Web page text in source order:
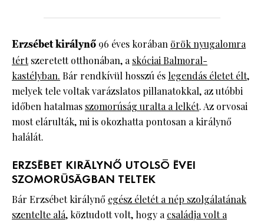
Erzsébet királynő 96 éves korában örök nyugalomra
tértszeretett otthonában, askóciai Balmoral-
kastélyban. Bár rendkívül hosszú és legendás életet élt,
melyek tele voltak varázslatos pillanatokkal, az utóbbi
időben hatalmas szomorúság uralta a lelkét. Az orvosai
most elárulták, mi is okozhatta pontosan a királynő
halálát.
ERZSÉBET KIRÁLYNŐ UTOLSÓ ÉVEI
SZOMORÚSÁGBAN TELTEK
Bár Erzsébet királynő egész életét a nép szolgálatának
szentelte alá, köztudott volt, hogy acsaládja volt a